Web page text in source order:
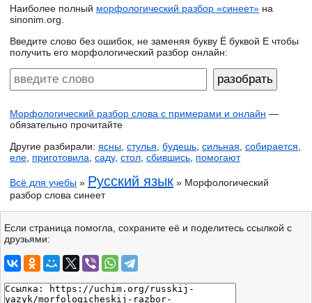
Наиболее полный морфологический разбор «синеет» на
sinonim.org.
Введите слово без ошибок, не заменяя букву Ё буквой Е чтобы
получить его морфологический разбор онлайн:
Морфологический разбор слова с примерами и онлайн —
обязательно прочитайте
Другие разбирали: ясны стулья будешь сильная собирается
еле приготовила саду, стол сбившись помогают
Всё для учебы » Русский язык » Морфологический
разбор слова синеет
Если страница помогла, сохраните её и поделитесь ссылкой с
друзьями: